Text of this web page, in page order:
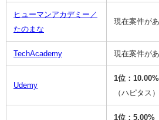
ヒューマンアカデミー／
たのまな
現在案件が
TechAcademy 現在案件が
Udemy
1位：
（ハピタス）
1位：5.00%